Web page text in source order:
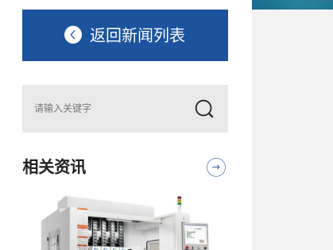
返回新闻列表
相关资讯